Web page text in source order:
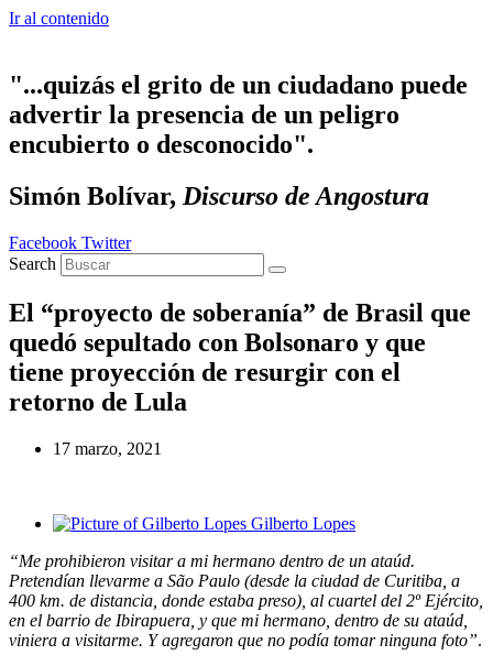
Ir al contenido
"...quizás el grito de un ciudadano puede
advertir la presencia de un peligro
encubierto o desconocido".
Simón Bolívar, Discurso de Angostura
Facebook Twitter
Search
El “proyecto de soberanía” de Brasil que
quedó sepultado con Bolsonaro y que
tiene proyección de resurgir con el
retorno de Lula
17 marzo, 2021
Gilberto Lopes
“Me prohibieron visitar a mi hermano dentro de un ataúd.
Pretendían llevarme a São Paulo (desde la ciudad de Curitiba, a
400 km. de distancia, donde estaba preso), al cuartel del 2º Ejército,
en el barrio de Ibirapuera, y que mi hermano, dentro de su ataúd,
viniera a visitarme. Y agregaron que no podía tomar ninguna foto”.